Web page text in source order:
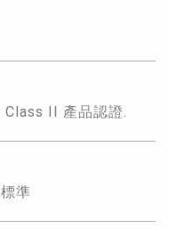
Class II 產品認證.
準